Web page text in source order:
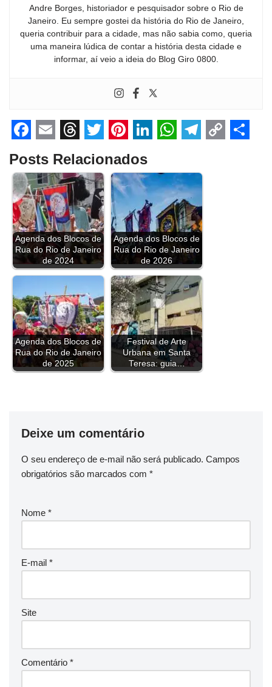
Andre Borges, historiador e pesquisador sobre o Rio de
Janeiro. Eu sempre gostei da história do Rio de Janeiro,
queria contribuir para a cidade, mas não sabia como, queria
uma maneira lúdica de contar a história desta cidade e
informar, aí veio a ideia do Blog Giro 0800.
F
a
c
e
b
o
o
k
E
m
a
i
l
T
h
r
e
a
d
s
T
w
i
t
t
e
r
i
n
t
e
r
e
s
t
i
n
k
e
d
I
n
h
a
t
s
A
p
p
e
l
e
g
r
a
m
Posts Relacionados
Agenda dos Blocos de
Rua do Rio de Janeiro
de 2024
Agenda dos Blocos de
Rua do Rio de Janeiro
de 2026
Agenda dos Blocos de
Rua do Rio de Janeiro
de 2025
Festival de Arte
Urbana em Santa
Teresa: guia…
Deixe um comentário
O seu endereço de e-mail não será publicado. Campos
obrigatórios são marcados com *
Nome *
E-mail *
Site
Comentário *